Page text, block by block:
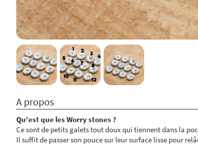
A propos
Qu'est que les Worry stones ?
Ce sont de petits galets tout doux qui tiennent dans la
Il suffit de passer son pouce sur leur surface lisse pour